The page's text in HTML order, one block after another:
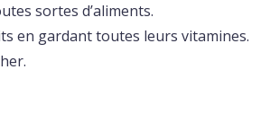
sortes d’aliments.
en gardant toutes leurs vitamines.